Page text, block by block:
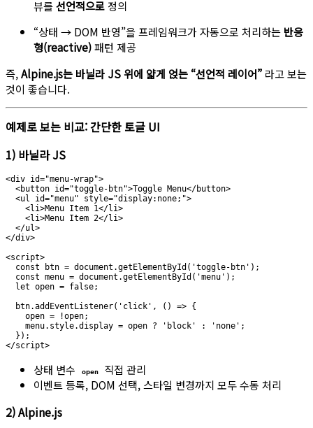
뷰를선언적으로 정의
“상태 → DOM 반영”을 프레임워크가 자동으로 처리하는 반응
형(reactive)패턴 제공
즉,Alpine.js는 바닐라 JS 위에 얇게 얹는 “선언적 레이어” 라고 보는
것이 좋습니다.
예제로 보는 비교: 간단한 토글 UI
1) 바닐라 JS
<div id="menu-wrap">
  <button id="toggle-btn">Toggle Menu</button>
  <ul id="menu" style="display:none;">
    <li>Menu Item 1</li>
    <li>Menu Item 2</li>
  </ul>
</div>
<script>
  const btn = document.getElementById('toggle-btn');
  const menu = document.getElementById('menu');
  let open = false;
  btn.addEventListener('click', () => {
    open = !open;
    menu.style.display = open ? 'block' : 'none';
  });
상태 변수 open
직접 관리
이벤트 등록, DOM 선택, 스타일 변경까지 모두 수동 처리
2) Alpine.js